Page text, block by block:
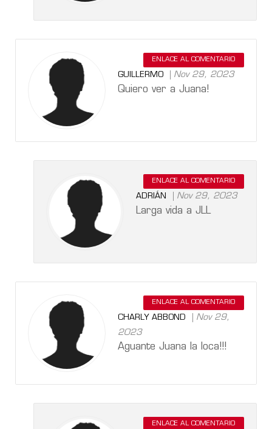
ENLACE AL COMENTARIO
GUILLERMO Nov 29, 2023
Quiero ver a Juana!
ENLACE AL COMENTARIO
ADRIÁN Nov 29, 2023
Larga vida a JLL
ENLACE AL COMENTARIO
CHARLY ABBOND
Nov 29,
2023
Aguante Juana la loca!!!
ENLACE AL COMENTARIO